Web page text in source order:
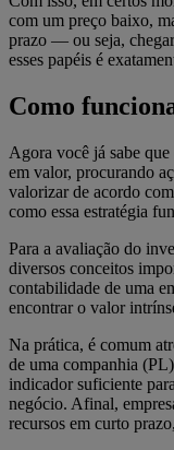
com um preço baixo,
prazo — ou seja,
esses papéis é
Como
Agora você já sabe que
em valor, procurando
valorizar de acordo
como essa estratégia
Para a avaliação do
diversos conceitos
contabilidade de uma
encontrar o valor
Na prática, é comum
de uma companhia
indicador suficiente
negócio. Afinal,
recursos em curto